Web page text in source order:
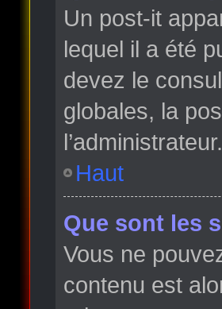
Un post-it
lequel il a été
devez le
globales, la
l’administrateur.
Haut
Que sont les
Vous ne
contenu est